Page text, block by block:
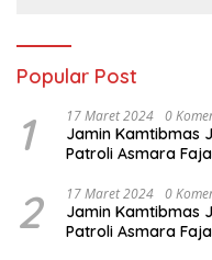
Popular Post
1 17 Maret 2024 0
Jamin Kamtibmas
Patroli Asmara
2 17 Maret 2024 0
Jamin Kamtibmas
Patroli Asmara